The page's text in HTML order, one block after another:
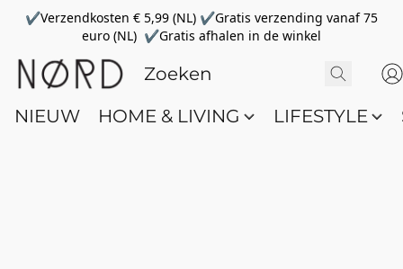
✔Verzendkosten € 5,99 (NL) ✔Gratis verzending vanaf 75
euro (NL) ✔Gratis afhalen in de winkel
NIEUW HOME & LIVING LIFESTYLE